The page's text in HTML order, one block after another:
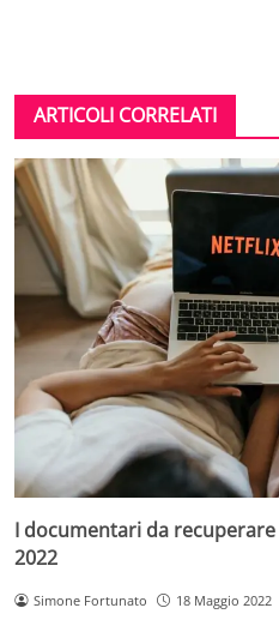
ARTICOLI CORRELATI
I documentari da
2022
Simone Fortunato 18 Maggio 2022